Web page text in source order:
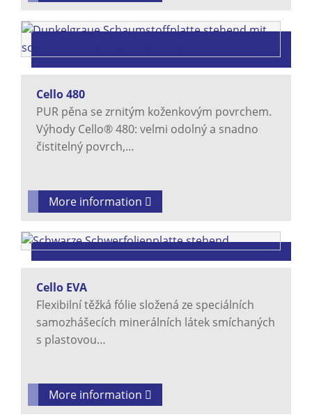
Cello 480
PUR pěna se zrnitým koženkovým povrchem.
Výhody Cello® 480: velmi odolný a snadno
čistitelný povrch,…
More information
Cello EVA
Flexibilní těžká fólie složená ze speciálních
samozhášecích minerálních látek smíchaných
s plastovou…
More information